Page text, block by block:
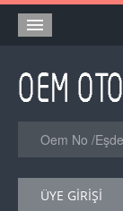
Orjinal Yedek
Eşdeğer
Şase
ÜYE GİRİŞİ